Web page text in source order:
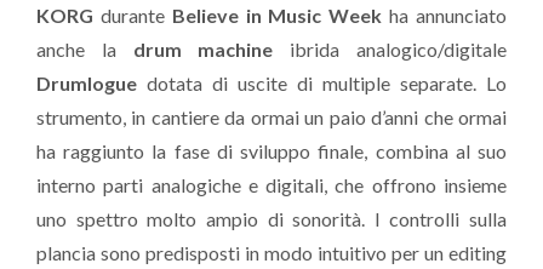
KORG durante Believe in Music Week ha annunciato
anche la drum machine ibrida analogico/digitale
Drumlogue dotata di uscite di multiple separate. Lo
strumento, in cantiere da ormai un paio d’anni che ormai
ha raggiunto la fase di sviluppo finale, combina al suo
interno parti analogiche e digitali, che offrono insieme
uno spettro molto ampio di sonorità. I controlli sulla
plancia sono predisposti in modo intuitivo per un editing